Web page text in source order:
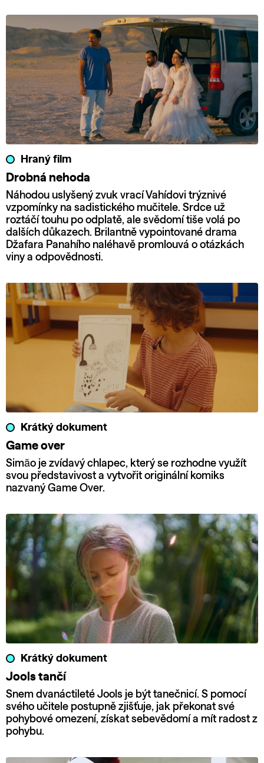
Hraný film
Drobná nehoda
Náhodou uslyšený zvuk vrací Vahídovi trýznivé
vzpomínky na sadistického mučitele. Srdce už
roztáčí touhu po odplatě, ale svědomí tiše volá po
dalších důkazech. Brilantně vypointované drama
Džafara Panahího naléhavě promlouvá o otázkách
viny a odpovědnosti.
Krátký dokument
Game over
Simão je zvídavý chlapec, který se rozhodne využít
svou představivost a vytvořit originální komiks
nazvaný Game Over.
Krátký dokument
Jools tančí
Snem dvanáctileté Jools je být tanečnicí. S pomocí
svého učitele postupně zjišťuje, jak překonat své
pohybové omezení, získat sebevědomí a mít radost z
pohybu.